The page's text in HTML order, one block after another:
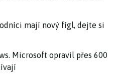
mají nový fígl, dejte si
Microsoft opravil přes 600